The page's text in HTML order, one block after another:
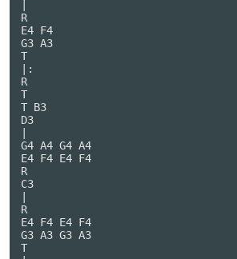
R
E4 F4
G3 A3
T
|:
R
T
T B3
D3
G4 A4 G4 A4
E4 F4 E4 F4
R
C3
R
E4 F4 E4 F4
G3 A3 G3 A3
T